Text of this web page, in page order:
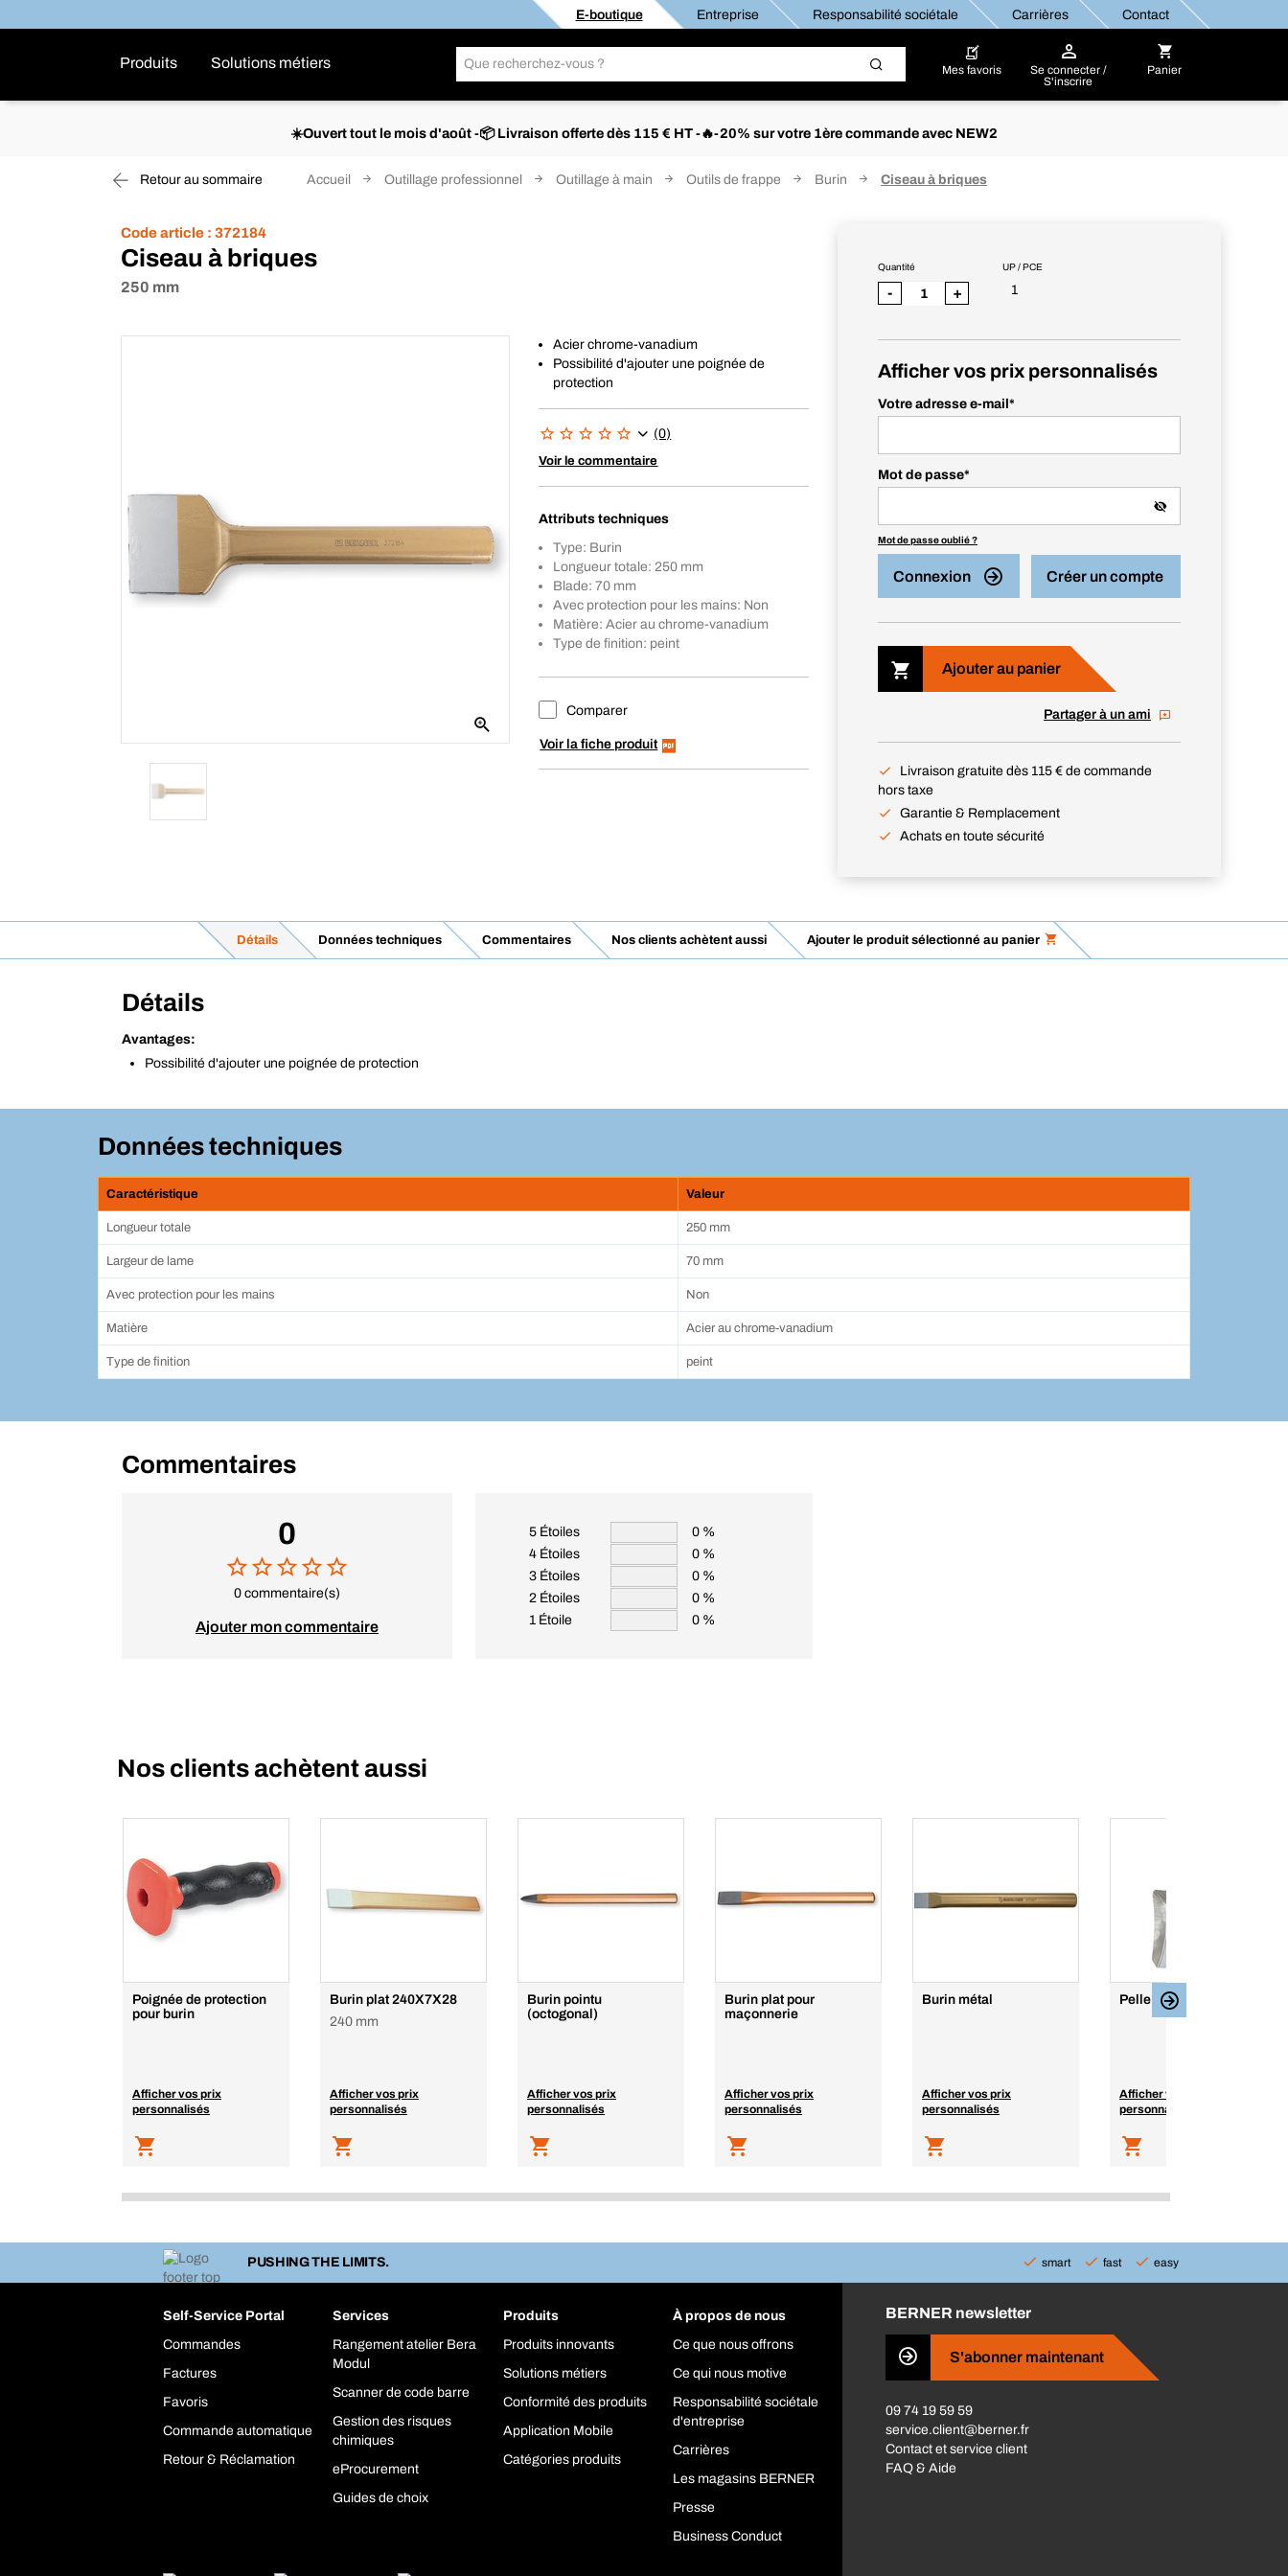
E-boutique Entreprise Responsabilité sociétale Carrières Contact
Produits Solutions métiers Mes favoris
Se connecter /
S'inscrire
Panier
☀️Ouvert tout le mois d'août -📦 Livraison offerte dès 115 € HT -🔥-20% sur votre 1ère commande avec NEW2
Retour au sommaire Accueil Outillage professionnel Outillage à main Outils de frappe Burin Ciseau à briques
Code article : 372184
Ciseau à briques
250 mm
Acier chrome-vanadium
Possibilité d'ajouter une poignée de
protection
(0)
Voir le commentaire
Attributs techniques
Type: Burin
Longueur totale: 250 mm
Blade: 70 mm
Avec protection pour les mains: Non
Matière: Acier au chrome-vanadium
Type de finition: peint
Comparer
Voir la fiche produit
UP / PCE
1
Quantité
- +
Afficher vos prix personnalisés
Votre adresse e-mail *
Mot de passe*
Mot de passe oublié ?
Connexion Créer un compte
Ajouter au panier
Partager à un ami
Livraison gratuite dès 115 € de commande
hors taxe
Garantie & Remplacement
Achats en toute sécurité
Détails Données techniques Commentaires Nos clients achètent aussi Ajouter le produit sélectionné au panier
Détails
Avantages:
Possibilité d'ajouter une poignée de protection
Données techniques
Caractéristique Valeur
Longueur totale 250 mm
Largeur de lame 70 mm
Avec protection pour les mains Non
Matière Acier au chrome-vanadium
Type de finition peint
Commentaires
0
0 commentaire(s)
Ajouter mon commentaire
5 Étoiles
0 %
4 Étoiles
0 %
3 Étoiles
0 %
2 Étoiles
0 %
1 Étoile
0 %
Nos clients achètent aussi
Poignée de protection
pour burin
Afficher vos prix
personnalisés
Burin plat 240X7X28
240 mm
Afficher vos prix
personnalisés
Burin pointu
(octogonal)
Afficher vos prix
personnalisés
Burin plat pour
maçonnerie
Afficher vos prix
personnalisés
Burin métal
Afficher vos prix
personnalisés
Pelle métal
Afficher vos prix
personnalisés
PUSHING THE LIMITS. smart fast easy
Self-Service Portal
Commandes
Factures
Favoris
Commande automatique
Retour & Réclamation
Services
Rangement atelier Bera
Modul
Scanner de code barre
Gestion des risques
chimiques
eProcurement
Guides de choix
Produits
Produits innovants
Solutions métiers
Conformité des produits
Application Mobile
Catégories produits
À propos de nous
Ce que nous offrons
Ce qui nous motive
Responsabilité sociétale
d'entreprise
Carrières
Les magasins BERNER
Presse
Business Conduct
BERNER newsletter
S'abonner maintenant
09 74 19 59 59
service.client@berner.fr
Contact et service client
FAQ & Aide